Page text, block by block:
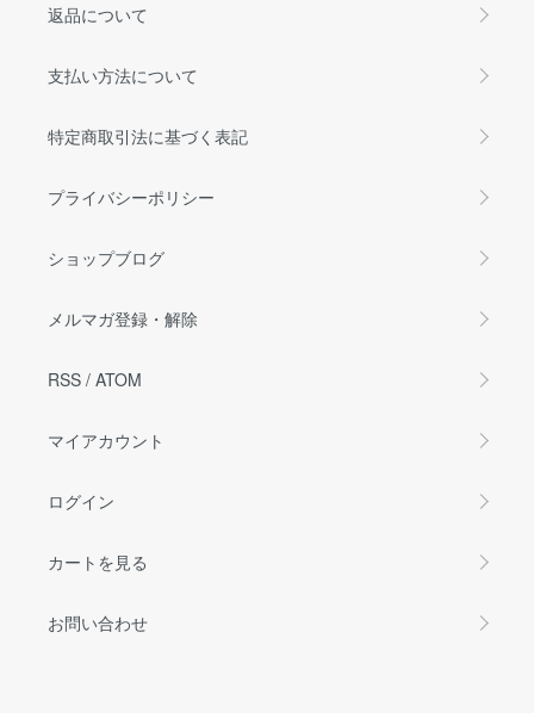
返品について
支払い方法について
特定商取引法に基づく表記
プライバシーポリシー
ショップブログ
メルマガ登録・解除
RSS / ATOM
マイアカウント
ログイン
カートを見る
お問い合わせ